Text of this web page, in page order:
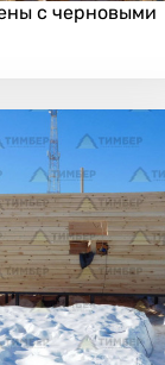
с черновыми